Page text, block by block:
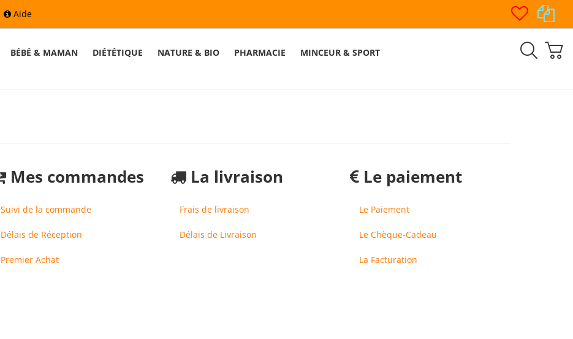
Aide
BÉBÉ & MAMAN DIÉTÉTIQUE NATURE & BIO PHARMACIE
MINCEUR & SPORT
Mes commandes
Suivi de la commande
Délais de Réception
Premier Achat
La livraison
Frais de livraison
Délais de Livraison
Le paiement
Le Paiement
Le Chèque-Cadeau
La Facturation